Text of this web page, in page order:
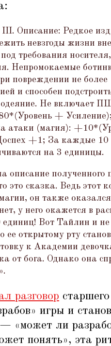
Описание: Редкое
невзгоды жизни
требования
Непромокаемые
повреждении не
и способен
одеяние. Не включает
+
атаки (магия):
+1; За каждые 10
на 3 единицы.
описание полученного
это сказка. Ведь этот
он также
у него окажется в
Вот Тайлин и не
ее открытому рту
к Академии
от бога. Однако она
разговор
игры и
— «может ли
понять», эта